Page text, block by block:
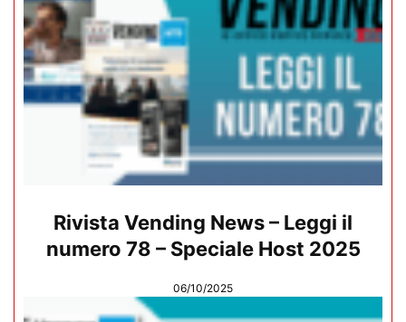
Rivista Vending News – Leggi il
numero 78 – Speciale Host 2025
06/10/2025